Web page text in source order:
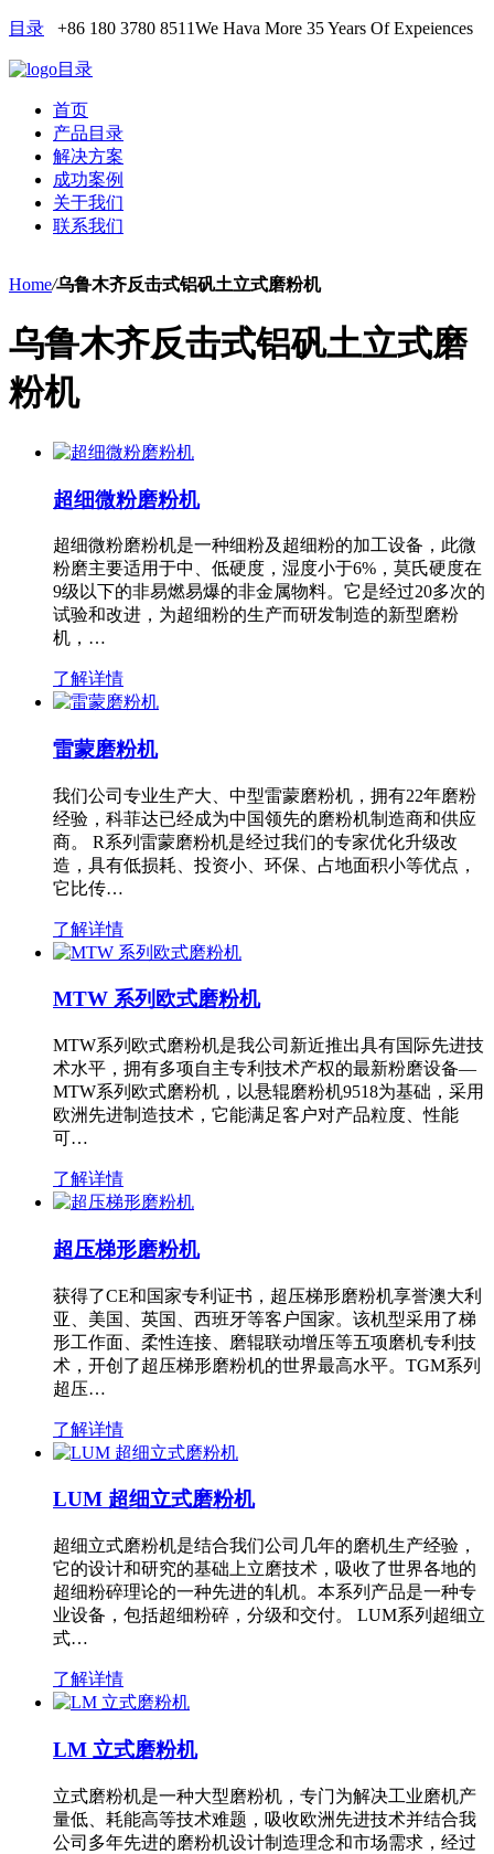
目录 +86 180 3780 8511We Hava More 35 Years Of Expeiences
目录
首页
产品目录
解决方案
成功案例
关于我们
联系我们
Home/乌鲁木齐反击式铝矾土立式磨粉机
乌鲁木齐反击式铝矾土立式磨
粉机
超细微粉磨粉机
超细微粉磨粉机是一种细粉及超细粉的加工设备，此微
粉磨主要适用于中、低硬度，湿度小于6%，莫氏硬度在
9级以下的非易燃易爆的非金属物料。它是经过20多次的
试验和改进，为超细粉的生产而研发制造的新型磨粉
机，…
了解详情
雷蒙磨粉机
我们公司专业生产大、中型雷蒙磨粉机，拥有22年磨粉
经验，科菲达已经成为中国领先的磨粉机制造商和供应
商。 R系列雷蒙磨粉机是经过我们的专家优化升级改
造，具有低损耗、投资小、环保、占地面积小等优点，
它比传…
了解详情
MTW 系列欧式磨粉机
MTW系列欧式磨粉机是我公司新近推出具有国际先进技
术水平，拥有多项自主专利技术产权的最新粉磨设备—
MTW系列欧式磨粉机，以悬辊磨粉机9518为基础，采用
欧洲先进制造技术，它能满足客户对产品粒度、性能
可…
了解详情
超压梯形磨粉机
获得了CE和国家专利证书，超压梯形磨粉机享誉澳大利
亚、美国、英国、西班牙等客户国家。该机型采用了梯
形工作面、柔性连接、磨辊联动增压等五项磨机专利技
术，开创了超压梯形磨粉机的世界最高水平。TGM系列
超压…
了解详情
LUM 超细立式磨粉机
超细立式磨粉机是结合我们公司几年的磨机生产经验，
它的设计和研究的基础上立磨技术，吸收了世界各地的
超细粉碎理论的一种先进的轧机。本系列产品是一种专
业设备，包括超细粉碎，分级和交付。 LUM系列超细立
式…
了解详情
LM 立式磨粉机
立式磨粉机是一种大型磨粉机，专门为解决工业磨机产
量低、耗能高等技术难题，吸收欧洲先进技术并结合我
公司多年先进的磨粉机设计制造理念和市场需求，经过